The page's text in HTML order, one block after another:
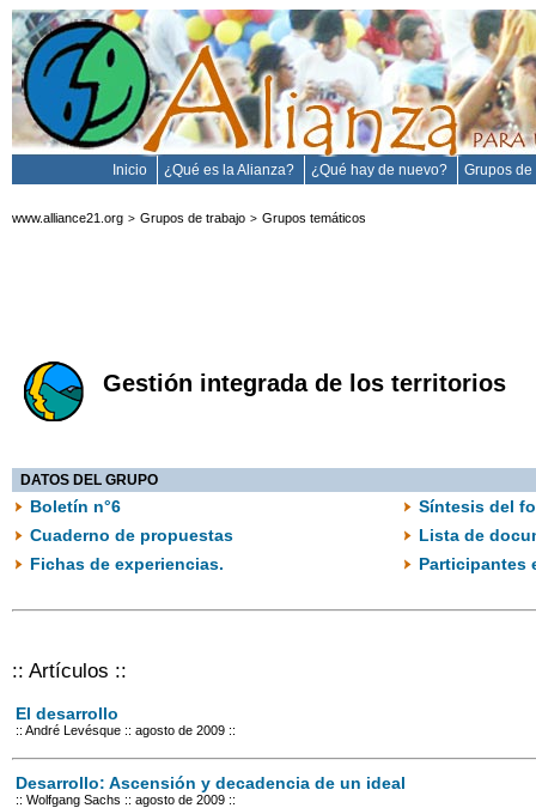
Inicio ¿Qué es la Alianza? ¿Qué hay de nuevo? Grupos
www.alliance21.org > Grupos de trabajo > Grupos temáticos
Gestión integrada de los territorios
DATOS DEL GRUPO
Boletín n°6
Síntesis del
Cuaderno de propuestas
Lista de
Fichas de experiencias.
Participantes
:: Artículos ::
El desarrollo
:: André Levésque :: agosto de 2009 ::
Desarrollo: Ascensión y decadencia de un ideal
:: Wolfgang Sachs :: agosto de 2009 ::